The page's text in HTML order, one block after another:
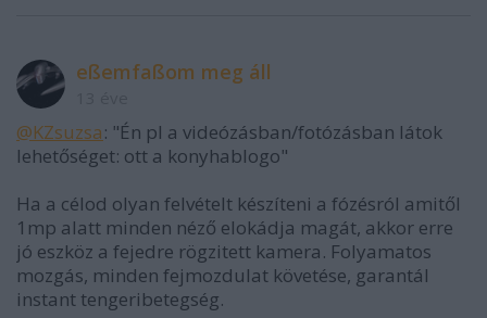
eßemfaßom meg áll
@KZsuzsa: "Én pl a videózásban/fotózásban látok
lehetőséget: ott a konyhablogo"
Ha a célod olyan felvételt készíteni a fózésról amitől
1mp alatt minden néző elokádja magát, akkor erre
jó eszköz a fejedre rögzitett kamera. Folyamatos
mozgás, minden fejmozdulat követése, garantál
instant tengeribetegség.